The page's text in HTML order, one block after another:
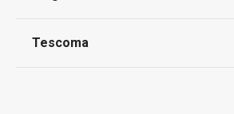
Perguntas Frequentes
Tescoma